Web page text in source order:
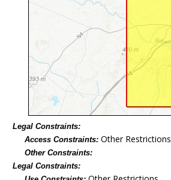
Legal Constraints:
Access Constraints:Other Restrictions
Other Constraints:
Legal Constraints: